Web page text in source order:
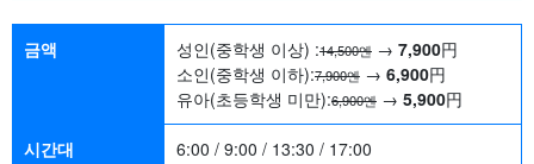
금액 성인(중학생 이상) :14,500엔 → 7,900円
소인(중학생 이하):7,900엔 → 6,900円
유아(초등학생 미만):6,900엔 → 5,900円
시간대 6:00 / 9:00 / 13:30 / 17:00